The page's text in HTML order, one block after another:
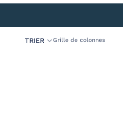
TRIER Grille de colonnes